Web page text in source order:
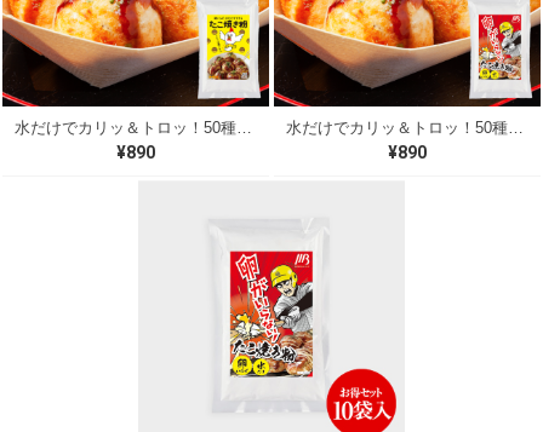
¥890 ¥890